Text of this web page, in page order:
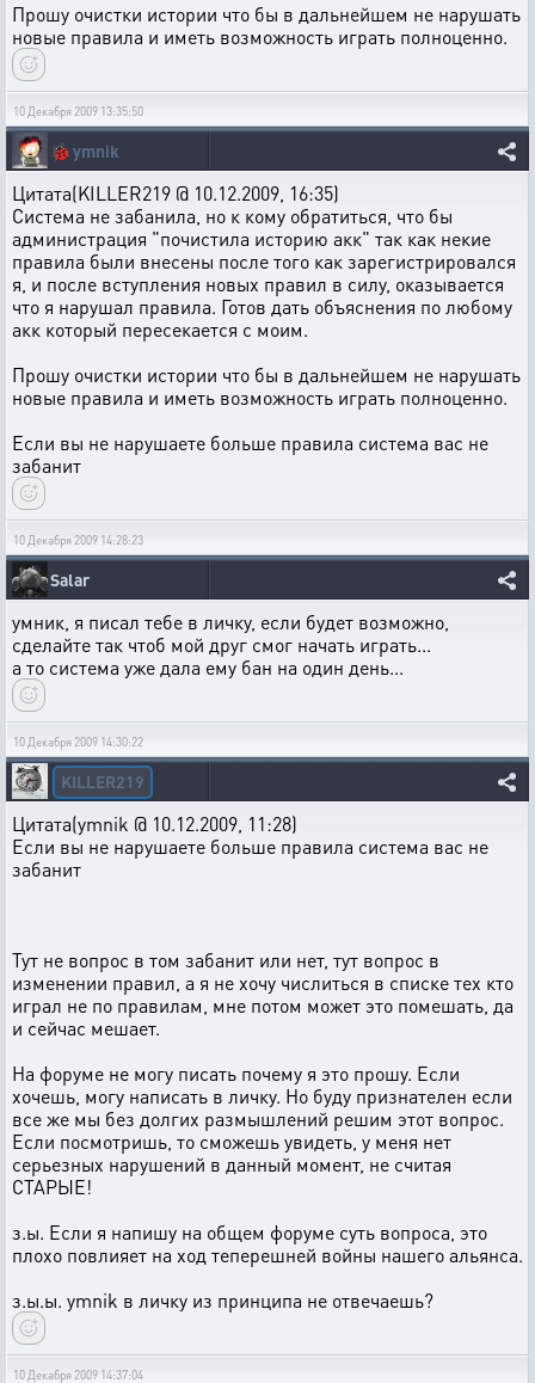
Прошу очистки истории что бы в дальнейшем не нарушать
новые правила и иметь возможность играть полноценно.
10 Декабря 2009 13:35:50
🐞 ymnik
Цитата(KILLER219 @ 10.12.2009, 16:35)
Система не забанила, но к кому обратиться, что бы
администрация "почистила историю акк" так как некие
правила были внесены после того как зарегистрировался
я, и после вступления новых правил в силу, оказывается
что я нарушал правила. Готов дать объяснения по любому
акк который пересекается с моим.
Прошу очистки истории что бы в дальнейшем не нарушать
новые правила и иметь возможность играть полноценно.
Если вы не нарушаете больше правила система вас не
забанит
10 Декабря 2009 14:28:23
Salar
умник, я писал тебе в личку, если будет возможно,
сделайте так чтоб мой друг смог начать играть...
а то система уже дала ему бан на один день...
10 Декабря 2009 14:30:22
KILLER219
Цитата(ymnik @ 10.12.2009, 11:28)
Если вы не нарушаете больше правила система вас не
забанит
Тут не вопрос в том забанит или нет, тут вопрос в
изменении правил, а я не хочу числиться в списке тех кто
играл не по правилам, мне потом может это помешать, да
и сейчас мешает.
На форуме не могу писать почему я это прошу. Если
хочешь, могу написать в личку. Но буду признателен если
все же мы без долгих размышлений решим этот вопрос.
Если посмотришь, то сможешь увидеть, у меня нет
серьезных нарушений в данный момент, не считая
СТАРЫЕ!
з.ы. Если я напишу на общем форуме суть вопроса, это
плохо повлияет на ход теперешней войны нашего альянса.
з.ы.ы. ymnik в личку из принципа не отвечаешь?
10 Декабря 2009 14:37:04